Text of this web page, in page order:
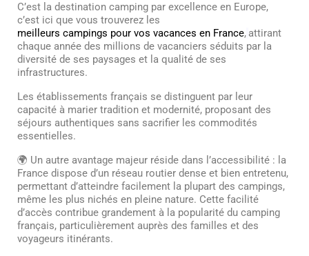
C’est la destination camping par excellence en Europe,
c’est ici que vous trouverez les
meilleurs campings pour vos vacances en France, attirant
chaque année des millions de vacanciers séduits par la
diversité de ses paysages et la qualité de ses
infrastructures.
Les établissements français se distinguent par leur
capacité à marier tradition et modernité, proposant des
séjours authentiques sans sacrifier les commodités
essentielles.
🌍 Un autre avantage majeur réside dans l’accessibilité : la
France dispose d’un réseau routier dense et bien entretenu,
permettant d’atteindre facilement la plupart des campings,
même les plus nichés en pleine nature. Cette facilité
d’accès contribue grandement à la popularité du camping
français, particulièrement auprès des familles et des
voyageurs itinérants.